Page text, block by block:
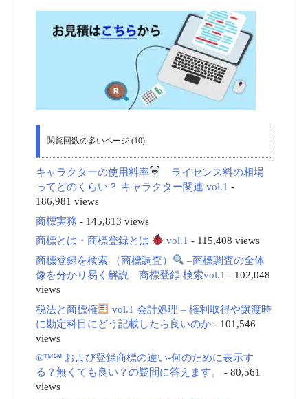
閲覧回数の多いページ (10)
キャラクターの使用料率
ライセンス料の相場
ってどのくらい？ キャラクター関連 vol.1 -
186,981 views
商標実務 - 145,813 views
商標とは・商標登録とは
vol.1 - 115,408 views
商標登録を検索 （商標調査）
–商標調査の全体
像を分かり易く解説 商標登録 検索vol.1 - 102,048
views
税法と商標権
vol.1 会計処理 – 権利取得や譲渡時
に勘定科目にどう記載したら良いのか- 101,546
views
®™℠ および登録商標の違い-何のために表示す
る？無くても良い？の疑問に答えます。
- 80,561
views